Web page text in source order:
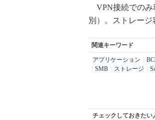
VPN接続でのみ
別）。ストレージ
関連キーワード
アプリケーション
SMB ストレージ
チェックしておきたい